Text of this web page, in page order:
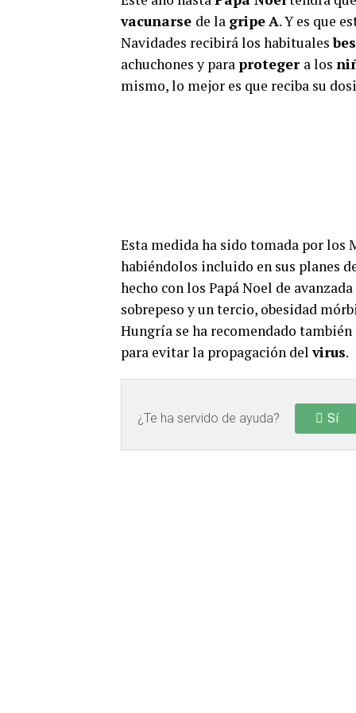
vacunarse de la gripeA. Y es que
Navidades recibirá los habituales
achuchones y para proteger a los
mismo, lo mejor es que reciba su
Esta medida ha sido tomada por
habiéndolos incluido en sus planes
hecho con los Papá Noel de
sobrepeso y un tercio, obesidad
Hungría se ha recomendado
para evitar la propagación delvirus.
¿Te ha servido de ayuda? Sí